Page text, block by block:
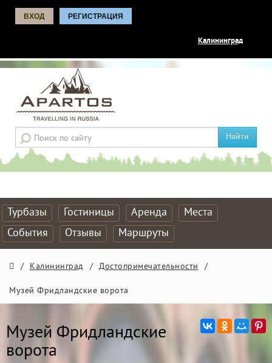
ВХОД РЕГИСТРАЦИЯ
Калининград
Найти
Турбазы Гостиницы Аренда
Места
События
Отзывы Маршруты
/ Калининград / Достопримечательности /
Музей Фридландские ворота
Музей Фридландские
ворота